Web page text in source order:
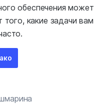
обеспечения может
того, какие задачи вам